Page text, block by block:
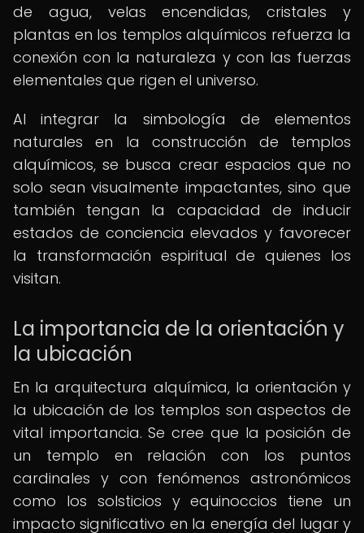
de agua, velas encendidas, cristales y
plantas en los templos alquímicos refuerza la
conexión con la naturaleza y con las fuerzas
elementales que rigen el universo.
Al integrar la simbología de elementos
naturales en la construcción de templos
alquímicos, se busca crear espacios que no
solo sean visualmente impactantes, sino que
también tengan la capacidad de inducir
estados de conciencia elevados y favorecer
la transformación espiritual de quienes los
visitan.
La importancia de la orientación y
la ubicación
En la arquitectura alquímica, la orientación y
la ubicación de los templos son aspectos de
vital importancia. Se cree que la posición de
un templo en relación con los puntos
cardinales y con fenómenos astronómicos
como los solsticios y equinoccios tiene un
impacto significativo en la energía del lugar y